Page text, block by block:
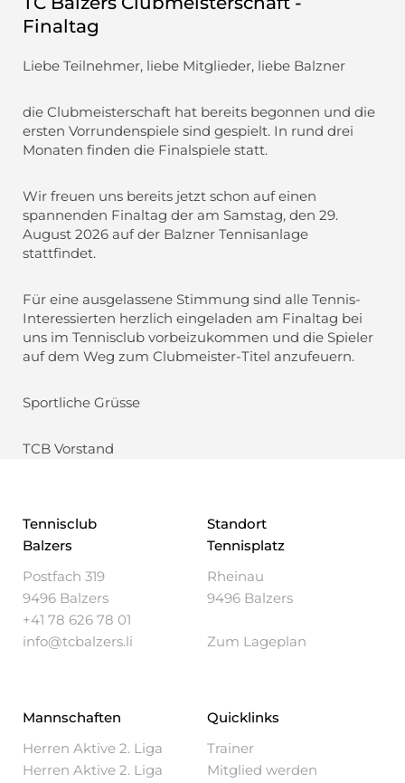
Finaltag
Liebe Teilnehmer, liebe Mitglieder, liebe Balzner
die Clubmeisterschaft hat bereits begonnen und die
ersten Vorrundenspiele sind gespielt. In rund drei
Monaten finden die Finalspiele statt.
Wir freuen uns bereits jetzt schon auf einen
spannenden Finaltag der am Samstag, den 29.
August 2026 auf der Balzner Tennisanlage
stattfindet.
Für eine ausgelassene Stimmung sind alle Tennis-
Interessierten herzlich eingeladen am Finaltag bei
uns im Tennisclub vorbeizukommen und die Spieler
auf dem Weg zum Clubmeister-Titel anzufeuern.
Sportliche Grüsse
TCB Vorstand
Tennisclub
Balzers
Postfach 319
9496 Balzers
+41 78 626 78 01
info@tcbalzers.li
Standort
Tennisplatz
Rheinau
9496 Balzers
Zum Lageplan
Mannschaften
Herren Aktive 2. Liga
Herren Aktive 2. Liga
Quicklinks
Trainer
Mitglied werden